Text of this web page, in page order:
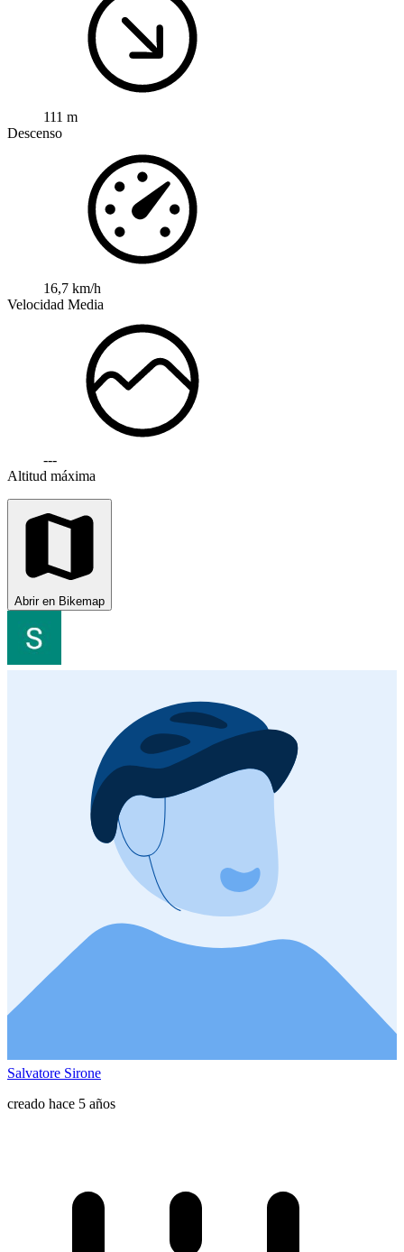
111 m
Descenso
16,7 km/h
Velocidad Media
---
Altitud máxima
Abrir en Bikemap
Salvatore Sirone
creado hace 5 años